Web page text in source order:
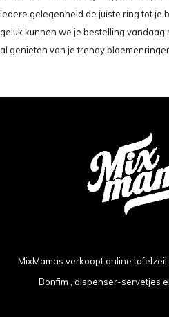
iedere gelegenheid de juiste ring tot je
geluk kunnen we je bestelling
al genieten van je trendy
MixMamas verkoopt online
Bonfim , dispenser-servetjes